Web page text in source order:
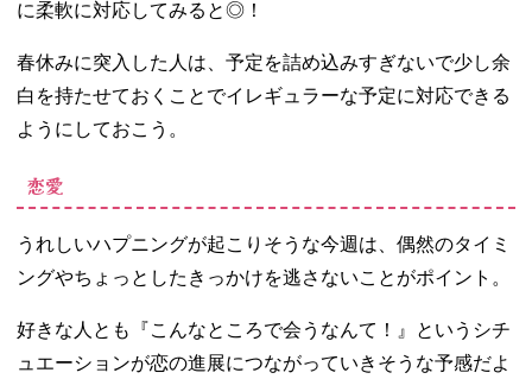
に柔軟に対応してみると◎！
春休みに突入した人は、予定を詰め込みすぎないで少し余
白を持たせておくことでイレギュラーな予定に対応できる
ようにしておこう。
恋愛
うれしいハプニングが起こりそうな今週は、偶然のタイミ
ングやちょっとしたきっかけを逃さないことがポイント。
好きな人とも『こんなところで会うなんて！』というシチ
ュエーションが恋の進展につながっていきそうな予感だよ